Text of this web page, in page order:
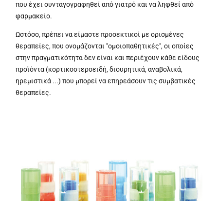
που έχει συνταγογραφηθεί από γιατρό και να ληφθεί από
φαρμακείο.
Ωστόσο, πρέπει να είμαστε προσεκτικοί με ορισμένες
θεραπείες, που ονομάζονται "ομοιοπαθητικές", οι οποίες
στην πραγματικότητα δεν είναι και περιέχουν κάθε είδους
προϊόντα (κορτικοστεροειδή, διουρητικά, αναβολικά,
ηρεμιστικά ...) που μπορεί να επηρεάσουν τις συμβατικές
θεραπείες.